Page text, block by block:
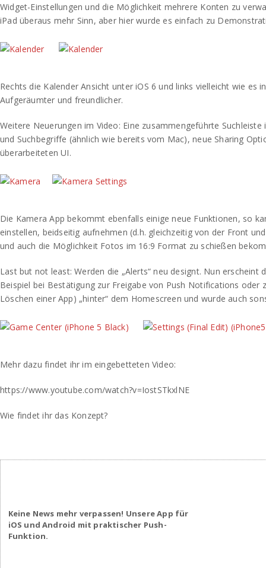
Widget-Einstellungen und die Möglichkeit mehrere Konten zu
iPad überaus mehr Sinn, aber hier wurde es einfach zu
Rechts die Kalender Ansicht unter iOS 6 und links vielleicht wie es
Aufgeräumter und freundlicher.
Weitere Neuerungen im Video: Eine zusammengeführte
und Suchbegriffe (ähnlich wie bereits vom Mac), neue Sharing
überarbeiteten UI.
Die Kamera App bekommt ebenfalls einige neue Funktionen, so
einstellen, beidseitig aufnehmen (d.h. gleichzeitig von der Front
und auch die Möglichkeit Fotos im 16:9 Format zu schießen
Last but not least: Werden die „Alerts“ neu designt. Nun erscheint
Beispiel bei Bestätigung zur Freigabe von Push Notifications oder
Löschen einer App) „hinter“ dem Homescreen und wurde auch
Mehr dazu findet ihr im eingebetteten Video:
https://www.youtube.com/watch?v=IostSTkxlNE
Wie findet ihr das Konzept?
Keine News mehr verpassen! Unsere App für
iOS und Android mit praktischer Push-
Funktion.